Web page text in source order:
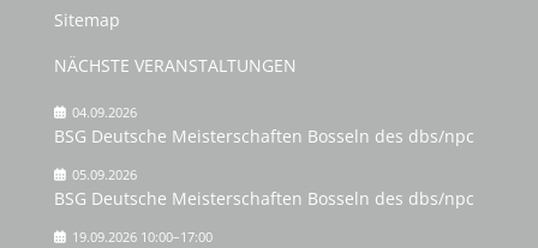
Sitemap
NÄCHSTE VERANSTALTUNGEN
04.09.2026
BSG Deutsche Meisterschaften Bosseln des dbs/npc
05.09.2026
BSG Deutsche Meisterschaften Bosseln des dbs/npc
19.09.2026 10:00–17:00